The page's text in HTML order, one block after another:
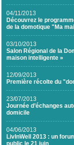
04/11/2013
Découvrez le
de la domotique "Ma
03/10/2013
Salon Régional de la
maison intelligente »
12/09/2013
Première récolte du
23/07/2013
Journée d’échanges
domicile
04/06/2013
LivInWell 2013 : un
public le 21 juin